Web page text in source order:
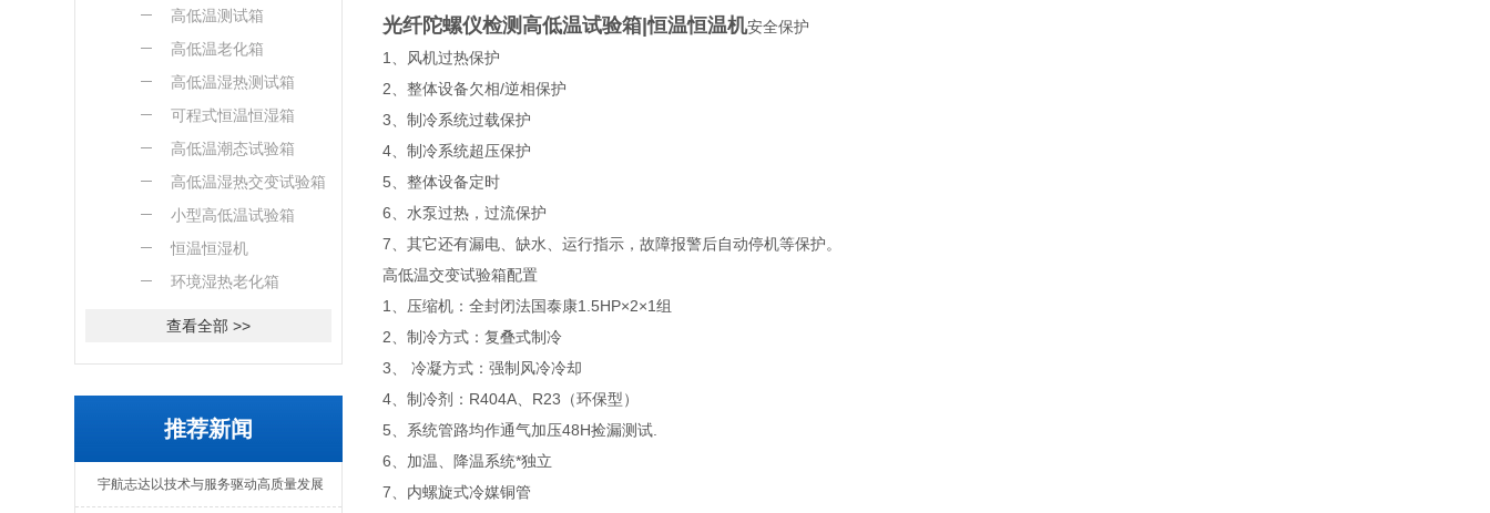
高低温测试箱
高低温老化箱
高低温湿热测试箱
可程式恒温恒湿箱
高低温潮态试验箱
高低温湿热交变试验箱
小型高低温试验箱
恒温恒湿机
环境湿热老化箱
查看全部 >>
推荐新闻
宇航志达以技术与服务驱动高质量发展
光纤陀螺仪检测高低温试验箱|恒温恒温机安全保护
1、风机过热保护
2、整体设备欠相/逆相保护
3、制冷系统过载保护
4、制冷系统超压保护
5、整体设备定时
6、水泵过热，过流保护
7、其它还有漏电、缺水、运行指示，故障报警后自动停机等保护。
高低温交变试验箱配置
1、压缩机：全封闭法国泰康1.5HP×2×1组
2、制冷方式：复叠式制冷
3、 冷凝方式：强制风冷冷却
4、制冷剂：R404A、R23（环保型）
5、系统管路均作通气加压48H捡漏测试.
6、加温、降温系统*独立
7、内螺旋式冷媒铜管